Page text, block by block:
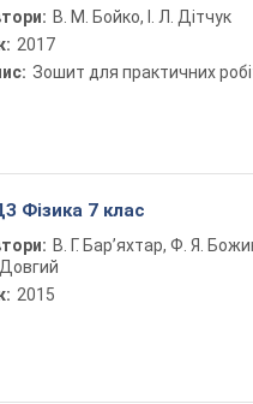
В. М. Бойко, І. Л. Дітчук
2017
Зошит для практичних
Фізика 7 клас
В. Г. Бар’яхтар, Ф. Я.
2015